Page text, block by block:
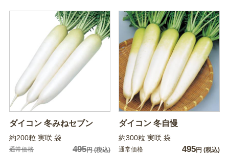
ダイコン 冬みねセブン
約200粒 実咲 袋
通常価格 495円(税込)
ダイコン 冬自慢
約300粒 実咲 袋
通常価格 495円 (税込)